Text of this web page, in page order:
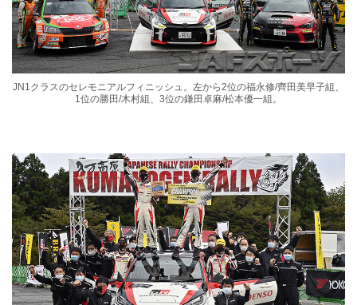
JN1クラスのセレモニアルフィニッシュ。左から2位の福永修/齊田美早子組、
1位の勝田/木村組、3位の鎌田卓麻/松本優一組。